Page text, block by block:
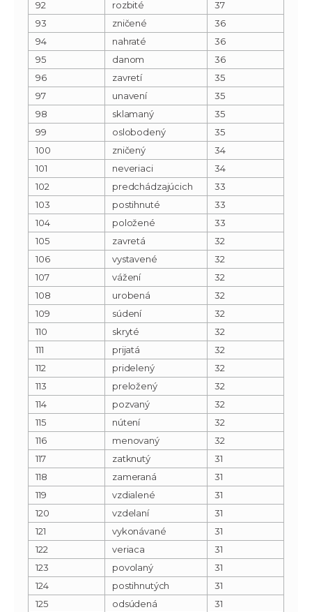
92 rozbité
37
93
zničené
36
94
nahraté
36
95
danom
36
96
zavretí
35
97
unavení
35
98
sklamaný
35
99
oslobodený
35
100
zničený
34
101
neveriaci
34
102
predchádzajúcich
33
103
postihnuté
33
104
položené
33
105
zavretá
32
106
vystavené
32
107
vážení
32
108
urobená
32
109
súdení
32
110
skryté
32
111
prijatá
32
112
pridelený
32
113
preložený
32
114
pozvaný
32
115
nútení
32
116
menovaný
32
117
zatknutý
31
118
zameraná
31
119
vzdialené
31
120
vzdelaní
31
121
vykonávané
31
122
veriaca
31
123
povolaný
31
124
postihnutých
31
125
odsúdená
31